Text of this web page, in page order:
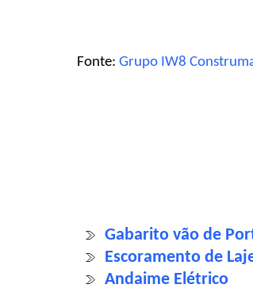
Fonte:Grupo IW8
Gabarito vão de
Escoramento de
Andaime Elétrico